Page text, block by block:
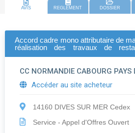
versant de l'aiguillon
AVIS REGLEMENT DOSSIER
Accord cadre mono attributaire de
réalisation des travaux de
CC NORMANDIE CABOURG PAYS
Accéder au site acheteur
14160 DIVES SUR MER Cedex
Service - Appel d'Offres Ouvert